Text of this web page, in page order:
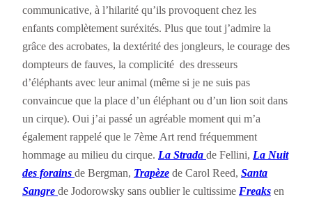
communicative, à l’hilarité qu’ils provoquent chez les
enfants complètement suréxités. Plus que tout j’admire la
grâce des acrobates, la dextérité des jongleurs, le courage des
dompteurs de fauves, la complicité des dresseurs
d’éléphants avec leur animal (même si je ne suis pas
convaincue que la place d’un éléphant ou d’un lion soit dans
un cirque). Oui j’ai passé un agréable moment qui m’a
également rappelé que le 7ème Art rend fréquemment
hommage au milieu du cirque. La Strada de Fellini, La Nuit
des forains de Bergman, Trapèze de Carol Reed, Santa
Sangre de Jodorowsky sans oublier le cultissime Freaks en